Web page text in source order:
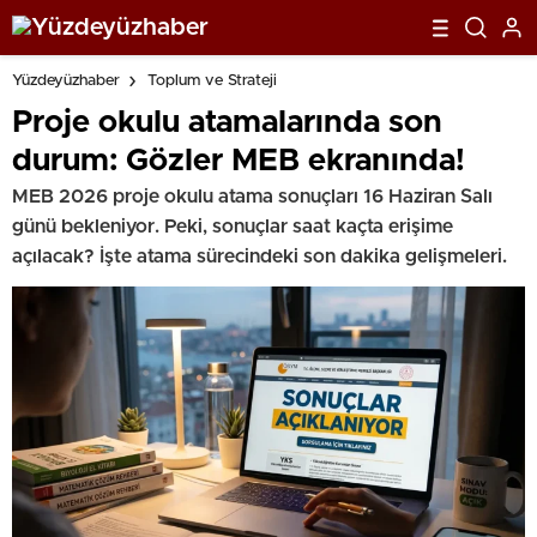
Yüzdeyüzhaber Toplum ve Strateji
Proje okulu atamalarında son
durum: Gözler MEB ekranında!
MEB 2026 proje okulu atama sonuçları 16 Haziran Salı
günü bekleniyor. Peki, sonuçlar saat kaçta erişime
açılacak? İşte atama sürecindeki son dakika gelişmeleri.